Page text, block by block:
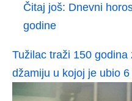
Čitaj još: Dnevni
godine
Tužilac traži 150
džamiju u kojoj je ubio